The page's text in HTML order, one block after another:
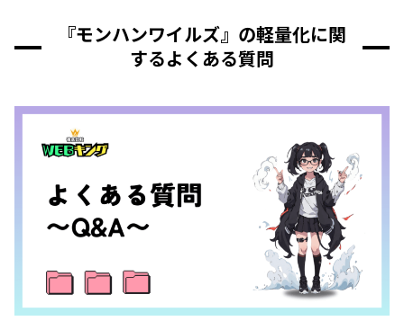
『モンハンワイルズ』の軽量化に関
するよくある質問